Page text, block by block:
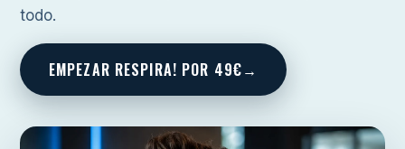
todo.
EMPEZAR RESPIRA! POR 49€